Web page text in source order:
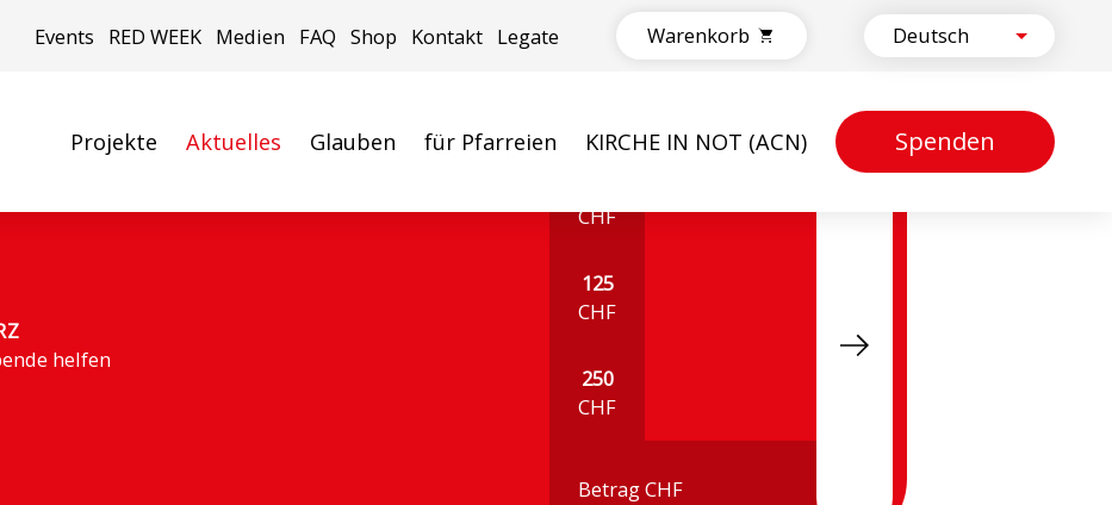
Events RED WEEK Medien FAQ Shop Kontakt Legate Warenkorb
Projekte Aktuelles Glauben für Pfarreien KIRCHE IN NOT (ACN) Spenden
helfen
CHF
125
CHF
250
CHF